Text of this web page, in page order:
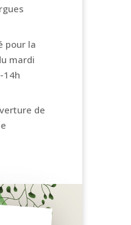
pour la
mardi
14h
de